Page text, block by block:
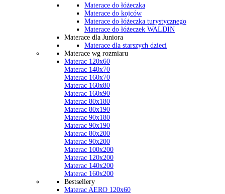
Materace do łóżeczka
Materace do kojców
Materace do łóżeczka turystycznego
Materace do łóżeczek WALDIN
Materace dla Juniora
Materace dla starszych dzieci
Materace wg rozmiaru
Materac 120x60
Materac 140x70
Materac 160x70
Materac 160x80
Materac 160x90
Materac 80x180
Materac 80x190
Materac 90x180
Materac 90x190
Materac 80x200
Materac 90x200
Materac 100x200
Materac 120x200
Materac 140x200
Materac 160x200
Bestsellery
Materac AERO 120x60